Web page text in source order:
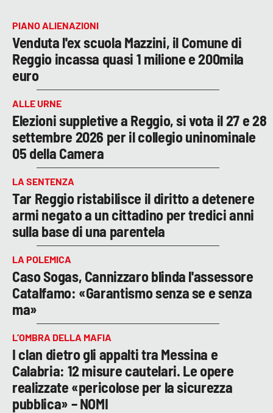
PIANO ALIENAZIONI
Venduta l'ex scuola Mazzini, il Comune di
Reggio incassa quasi 1 milione e 200mila
euro
ALLE URNE
Elezioni suppletive a Reggio, si vota il 27 e 28
settembre 2026 per il collegio uninominale
05 della Camera
LA SENTENZA
Tar Reggio ristabilisce il diritto a detenere
armi negato a un cittadino per tredici anni
sulla base di una parentela
LA POLEMICA
Caso Sogas, Cannizzaro blinda l'assessore
Catalfamo: «Garantismo senza se e senza
ma»
L’OMBRA DELLA MAFIA
I clan dietro gli appalti tra Messina e
Calabria: 12 misure cautelari. Le opere
realizzate «pericolose per la sicurezza
pubblica» – NOMI